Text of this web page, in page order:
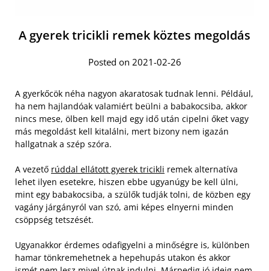
A gyerek tricikli remek köztes megoldás
Posted on 2021-02-26
A gyerkőcök néha nagyon akaratosak tudnak lenni. Például,
ha nem hajlandóak valamiért beülni a babakocsiba, akkor
nincs mese, ölben kell majd egy idő után cipelni őket vagy
más megoldást kell kitalálni, mert bizony nem igazán
hallgatnak a szép szóra.
A vezető rúddal ellátott gyerek tricikli remek alternatíva
lehet ilyen esetekre, hiszen ebbe ugyanúgy be kell ülni,
mint egy babakocsiba, a szülők tudják tolni, de közben egy
vagány járgányról van szó, ami képes elnyerni minden
csöppség tetszését.
Ugyanakkor érdemes odafigyelni a minőségre is, különben
hamar tönkremehetnek a hepehupás utakon és akkor